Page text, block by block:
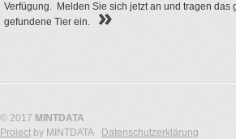
Verfügung. Melden Sie sich jetzt an und tragen das
gefundene Tier ein.
© 2017 MINTDATA
Project by MINTDATA Datenschutzerklärung